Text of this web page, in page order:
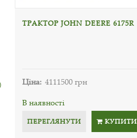
ТРАКТОР JOHN DEERE 6175R
Ціна: 4111500 грн
В наявності
ПЕРЕГЛЯНУТИ КУПИТИ